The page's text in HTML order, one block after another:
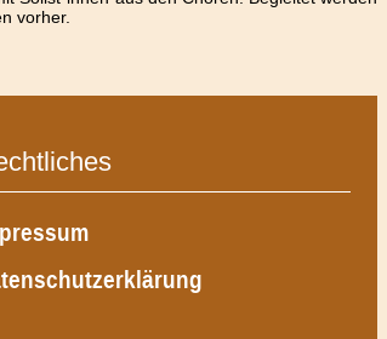
vorher.